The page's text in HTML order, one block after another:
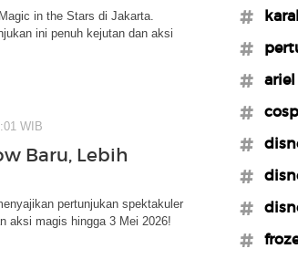
in the Stars di Jakarta.
ini penuh kejutan dan aksi
WIB
Baru, Lebih
pertunjukan spektakuler
aksi magis hingga 3 Mei 2026!
#ariel